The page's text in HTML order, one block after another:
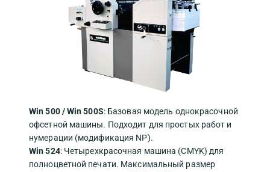
Win 500 / Win 500S: Базовая модель однокрасочной
офсетной машины. Подходит для простых работ и
нумерации (модификация NP).
Win 524: Четырехкрасочная машина (CMYK) для
полноцветной печати. Максимальный размер